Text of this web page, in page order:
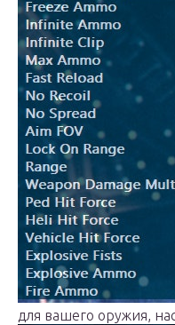
для вашего оружия,